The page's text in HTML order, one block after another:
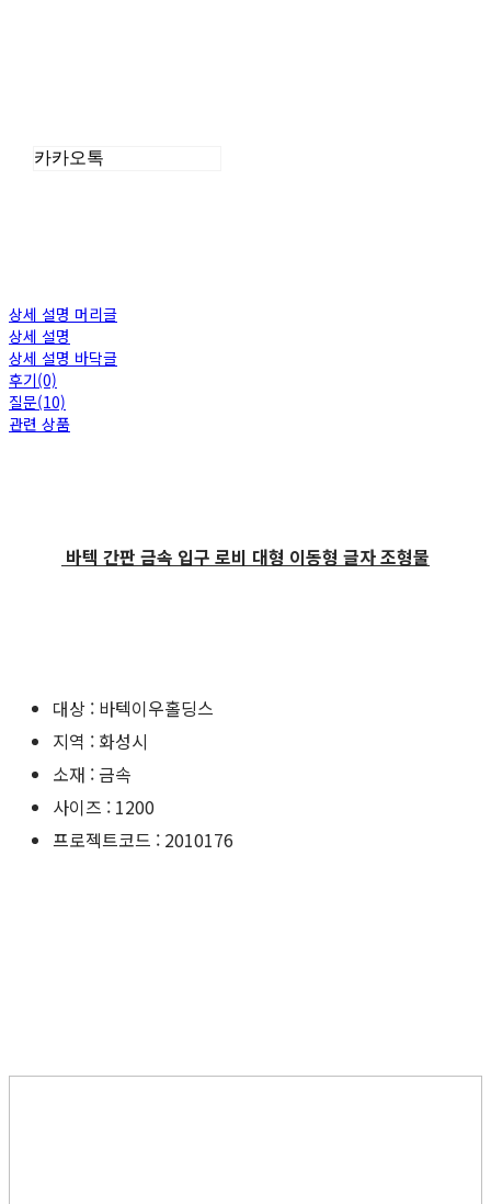
카카오톡
상세 설명 머리글
상세 설명
상세 설명 바닥글
후기(0)
질문(10)
관련 상품
바텍 간판 금속 입구 로비 대형 이동형 글자 조형물
대상 : 바텍이우홀딩스
지역 : 화성시
소재 : 금속
사이즈 : 1200
프로젝트코드 : 2010176